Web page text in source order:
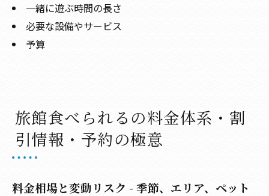
一緒に遊ぶ時間の長さ
必要な設備やサービス
予算
旅館食べられるの料金体系・割
引情報・予約の極意
料金相場と変動リスク - 季節、エリア、ペット